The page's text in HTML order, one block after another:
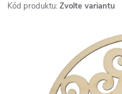
Kód produktu: Zvolte variantu